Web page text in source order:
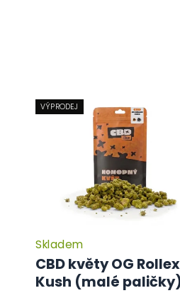
Průměrné
hodnocení
produktu
VÝPRODEJ
CBD květy OG Rollex
Kush (malé
Skladem